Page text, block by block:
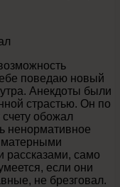
поведаю новый
Анекдоты были
страстью. Он по
обожал
ненормативное
само
если они
не брезговал.